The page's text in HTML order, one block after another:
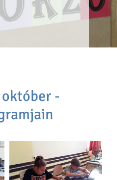
október -